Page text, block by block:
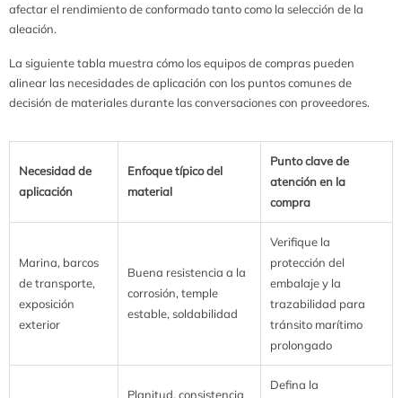
afectar el rendimiento de conformado tanto como la selección de la
aleación.
La siguiente tabla muestra cómo los equipos de compras pueden
alinear las necesidades de aplicación con los puntos comunes de
decisión de materiales durante las conversaciones con proveedores.
Necesidad de
aplicación
Enfoque típico del
material
Punto clave de
atención en la
compra
Marina, barcos
de transporte,
exposición
exterior
Buena resistencia a la
corrosión, temple
estable, soldabilidad
Verifique la
protección del
embalaje y la
trazabilidad para
tránsito marítimo
prolongado
Planitud, consistencia
Defina la